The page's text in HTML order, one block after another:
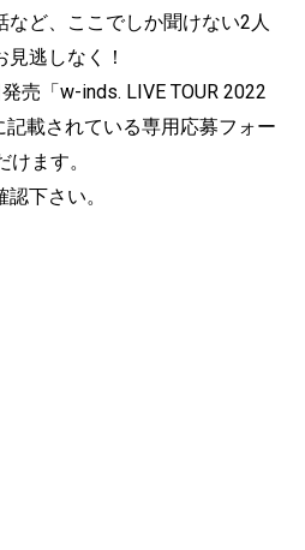
ど、
ここでしか聞けない2人
逃しなく！
売「w-inds. LIVE TOUR 2022
記載されている専用応募フォー
ます。
下さい。